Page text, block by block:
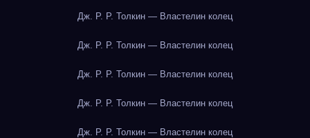
Дж. Р. Р. Толкин — Властелин колец
Дж. Р. Р. Толкин — Властелин колец
Дж. Р. Р. Толкин — Властелин колец
Дж. Р. Р. Толкин — Властелин колец
Дж. Р. Р. Толкин — Властелин колец